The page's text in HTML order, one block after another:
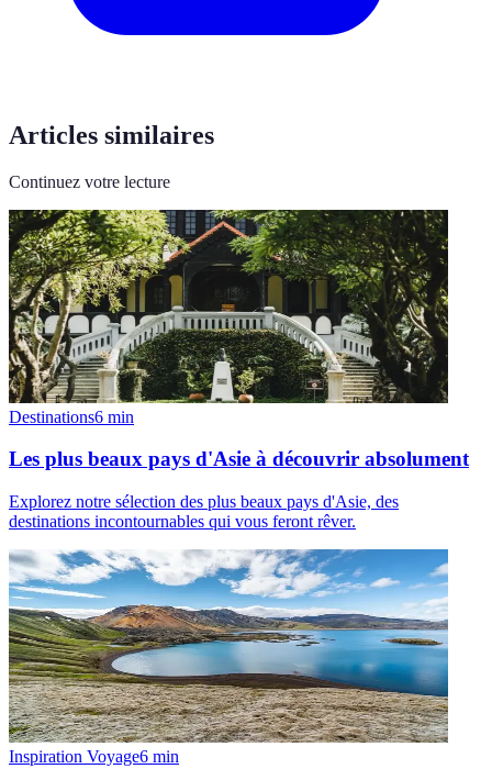
Articles similaires
Continuez votre lecture
Destinations6 min
Les plus beaux pays d'Asie à découvrir absolument
Explorez notre sélection des plus beaux pays d'Asie, des
destinations incontournables qui vous feront rêver.
Inspiration Voyage6 min